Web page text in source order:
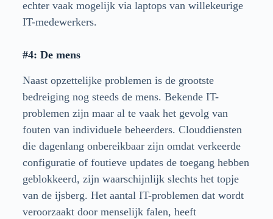
echter vaak mogelijk via laptops van willekeurige
IT-medewerkers.
#4: De mens
Naast opzettelijke problemen is de grootste
bedreiging nog steeds de mens. Bekende IT-
problemen zijn maar al te vaak het gevolg van
fouten van individuele beheerders. Clouddiensten
die dagenlang onbereikbaar zijn omdat verkeerde
configuratie of foutieve updates de toegang hebben
geblokkeerd, zijn waarschijnlijk slechts het topje
van de ijsberg. Het aantal IT-problemen dat wordt
veroorzaakt door menselijk falen, heeft